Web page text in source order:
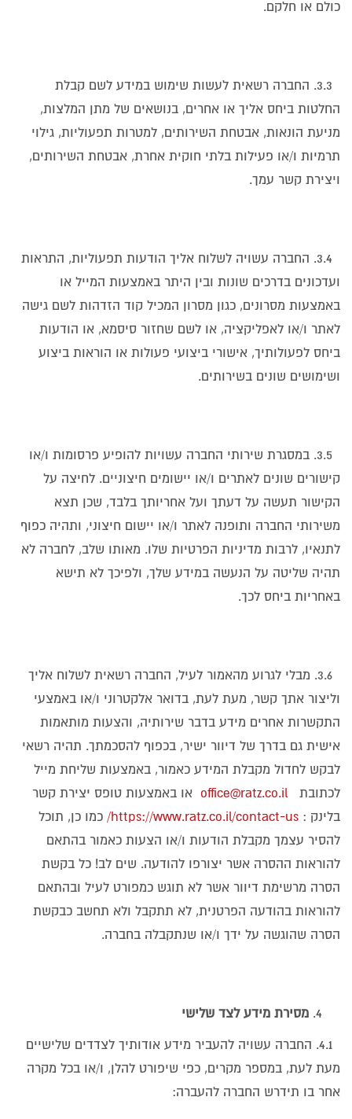
כולם או חלקם.
3.3. החברה רשאית לעשות שימוש במידע לשם קבלת
החלטות ביחס אליך או אחרים, בנושאים של מתן המלצות,
מניעת הונאות, אבטחת השירותים, למטרות תפעוליות, גילוי
תרמיות ו/או פעילות בלתי חוקית אחרת, אבטחת השירותים,
ויצירת קשר עמך.
3.4. החברה עשויה לשלוח אליך הודעות תפעוליות, התראות
ועדכונים בדרכים שונות ובין היתר באמצעות המייל או
באמצעות מסרונים, כגון מסרון המכיל קוד הזדהות לשם גישה
לאתר ו/או לאפליקציה, או לשם שחזור סיסמא, או הודעות
ביחס לפעולותיך, אישורי ביצועי פעולות או הוראות ביצוע
ושימושים שונים בשירותים.
3.5. במסגרת שירותי החברה עשויות להופיע פרסומות ו/או
קישורים שונים לאתרים ו/או יישומים חיצוניים. לחיצה על
הקישור תעשה על דעתך ועל אחריותך בלבד, שכן תצא
משירותי החברה ותופנה לאתר ו/או יישום חיצוני, ותהיה כפוף
לתנאיו, לרבות מדיניות הפרטיות שלו. מאותו שלב, לחברה לא
תהיה שליטה על הנעשה במידע שלך, ולפיכך לא תישא
באחריות ביחס לכך.
3.6. מבלי לגרוע מהאמור לעיל, החברה רשאית לשלוח אליך
וליצור אתך קשר, מעת לעת, בדואר אלקטרוני ו/או באמצעי
התקשרות אחרים מידע בדבר שירותיה, והצעות מותאמות
אישית גם בדרך של דיוור ישיר, בכפוף להסכמתך. תהיה רשאי
לבקש לחדול מקבלת המידע כאמור, באמצעות שליחת מייל
לכתובת
office@ratz.co.il או באמצעות טופס יצירת קשר
בלינק : https://www.ratz.co.il/contact-us/ כמו כן, תוכל
להסיר עצמך מקבלת הודעות ו/או הצעות כאמור בהתאם
להוראות ההסרה אשר יצורפו להודעה. שים לב! כל בקשת
הסרה מרשימת דיוור אשר לא תוגש כמפורט לעיל ובהתאם
להוראות בהודעה הפרטנית, לא תתקבל ולא תחשב כבקשת
הסרה שהוגשה על ידך ו/או שנתקבלה בחברה.
מסירת מידע לצד שלישי
4.1. החברה עשויה להעביר מידע אודותיך לצדדים שלישיים
מעת לעת, במספר מקרים, כפי שיפורט להלן, ו/או בכל מקרה
אחר בו תידרש החברה להעברה: